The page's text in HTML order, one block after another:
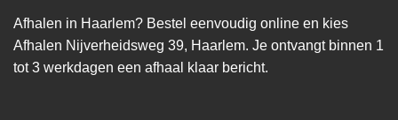
Afhalen in Haarlem? Bestel eenvoudig online en kies
Afhalen Nijverheidsweg 39, Haarlem. Je ontvangt binnen 1
tot 3 werkdagen een afhaal klaar bericht.